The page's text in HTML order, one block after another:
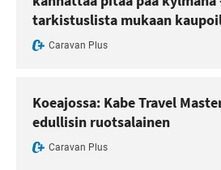
tarkistuslista mukaan
Caravan Plus
Koeajossa: Kabe Travel
edullisin ruotsalainen
Caravan Plus